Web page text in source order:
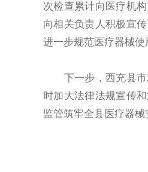
次检查累计向医疗机
向相关负责人积极宣
进一步规范医疗器械使
下一步，西充县市
时加大法律法规宣传
监管筑牢全县医疗器械